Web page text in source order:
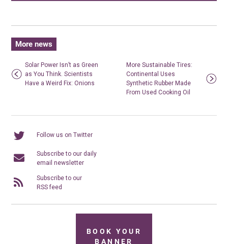
More news
Solar Power Isn’t as Green
as You Think. Scientists
Have a Weird Fix: Onions
More Sustainable Tires:
Continental Uses
Synthetic Rubber Made
From Used Cooking Oil
Follow us on Twitter
Subscribe to our daily
email newsletter
Subscribe to our
RSS feed
BOOK YOUR
BANNER